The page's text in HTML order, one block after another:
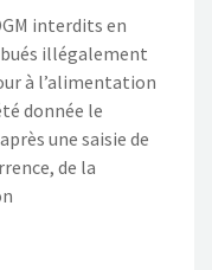
interdits en
illégalement
à l’alimentation
donnée le
une saisie de
de la